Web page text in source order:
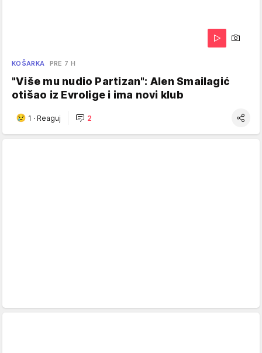
KOŠARKA PRE 7 H
"Više mu nudio Partizan": Alen Smailagić
otišao iz Evrolige i ima novi klub
1 · Reaguj 2